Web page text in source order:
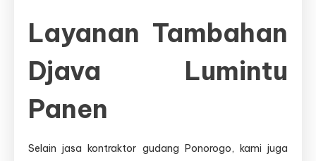
Layanan Tambahan
Djava Lumintu
Panen
Selain jasa kontraktor gudang Ponorogo, kami juga